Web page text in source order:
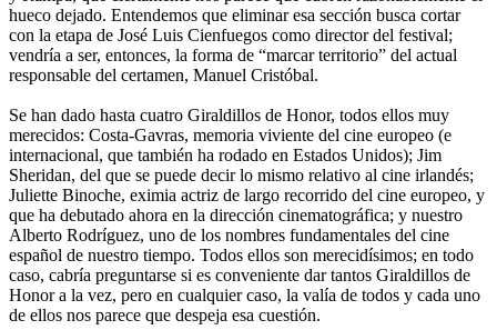
hueco dejado. Entendemos que eliminar esa sección busca cortar
con la etapa de José Luis Cienfuegos como director del festival;
vendría a ser, entonces, la forma de “marcar territorio” del actual
responsable del certamen, Manuel Cristóbal.
Se han dado hasta cuatro Giraldillos de Honor, todos ellos muy
merecidos: Costa-Gavras, memoria viviente del cine europeo (e
internacional, que también ha rodado en Estados Unidos); Jim
Sheridan, del que se puede decir lo mismo relativo al cine irlandés;
Juliette Binoche, eximia actriz de largo recorrido del cine europeo, y
que ha debutado ahora en la dirección cinematográfica; y nuestro
Alberto Rodríguez, uno de los nombres fundamentales del cine
español de nuestro tiempo. Todos ellos son merecidísimos; en todo
caso, cabría preguntarse si es conveniente dar tantos Giraldillos de
Honor a la vez, pero en cualquier caso, la valía de todos y cada uno
de ellos nos parece que despeja esa cuestión.